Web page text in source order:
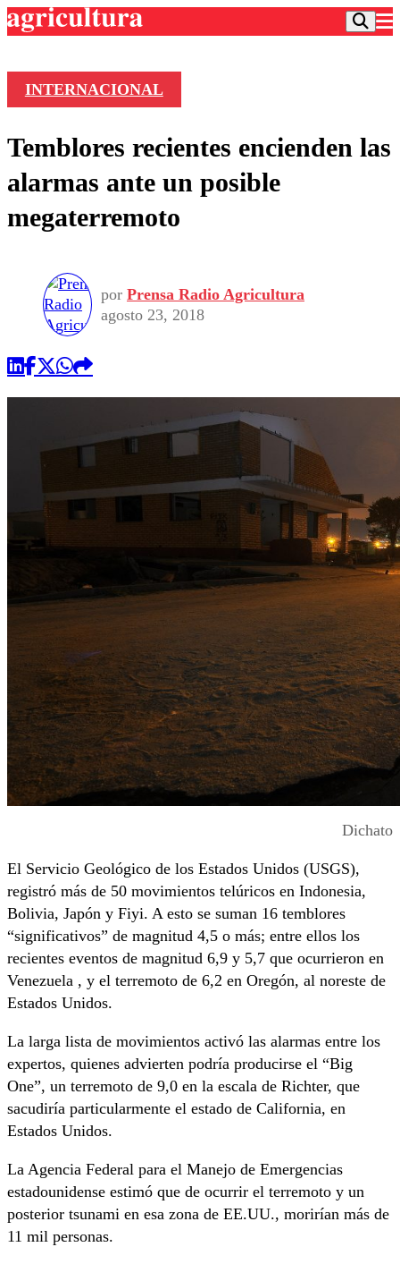
Frecuencias
Agricultura TV
Deportes
Colo Colo
Seleccion Chilena
Torneo Internacional
Entretención
Economía
Internacional
Publicaciones en medios
Opinión
Programas
INTERNACIONAL
Temblores recientes encienden las
alarmas ante un posible
megaterremoto
por Prensa Radio Agricultura
agosto 23, 2018
Dichato
El Servicio Geológico de los Estados Unidos (USGS),
registró más de 50 movimientos telúricos en Indonesia,
Bolivia, Japón y Fiyi. A esto se suman 16 temblores
“significativos” de magnitud 4,5 o más; entre ellos los
recientes eventos de magnitud 6,9 y 5,7 que ocurrieron en
Venezuela , y el terremoto de 6,2 en Oregón, al noreste de
Estados Unidos.
La larga lista de movimientos activó las alarmas entre los
expertos, quienes advierten podría producirse el “Big
One”, un terremoto de 9,0 en la escala de Richter, que
sacudiría particularmente el estado de California, en
Estados Unidos.
La Agencia Federal para el Manejo de Emergencias
estadounidense estimó que de ocurrir el terremoto y un
posterior tsunami en esa zona de EE.UU., morirían más de
11 mil personas.